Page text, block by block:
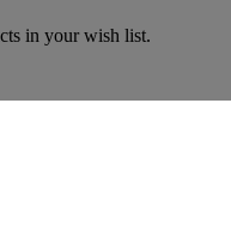
in your wish list.